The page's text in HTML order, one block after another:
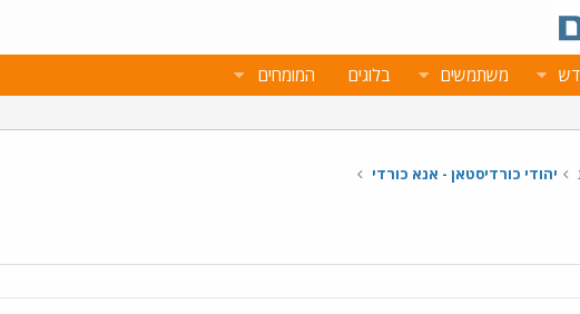
משתמשים בלוגים המומחים
יהודי כורדיסטאן - אנא כורדי